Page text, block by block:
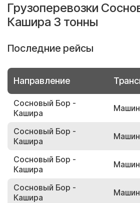
Грузоперевозки
Кашира 3 тонны
Последние рейсы
Направление
Сосновый Бор -
Кашира
Сосновый Бор -
Кашира
Сосновый Бор -
Кашира
Сосновый Бор -
Кашира